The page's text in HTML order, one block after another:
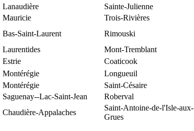
Lanaudière
Sainte-Julienne
Mauricie
Trois-Rivières
Bas-Saint-Laurent
Rimouski
Laurentides
Mont-Tremblant
Estrie
Coaticook
Montérégie
Longueuil
Montérégie
Saint-Césaire
Saguenay--Lac-Saint-Jean
Roberval
Chaudière-Appalaches
Saint-Antoine-de-l'Isle-aux-
Grues